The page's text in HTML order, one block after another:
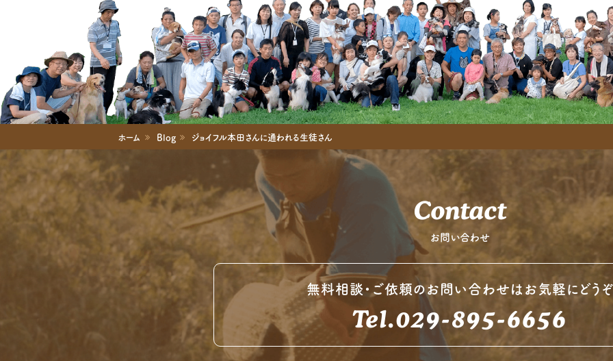
ホーム Blog ジョイフル本田さんに通われる生徒さん
Contact
お問い合わせ
無料相談・ご依頼のお問い合わせは お気軽にどうぞ
Tel.029-895-6656